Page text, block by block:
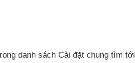
danh sách Cài đặt chung tìm tới